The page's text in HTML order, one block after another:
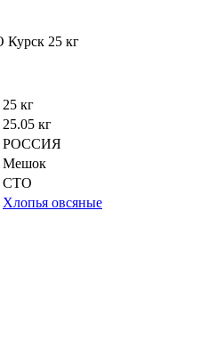
25 кг
25.05 кг
РОССИЯ
Мешок
СТО
Хлопья овсяные